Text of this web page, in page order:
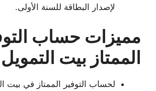
لإصدار البطاقة للسنة الأولى.
مميزات حساب
الممتاز بيت
لحساب التوفير الممتاز في بيت